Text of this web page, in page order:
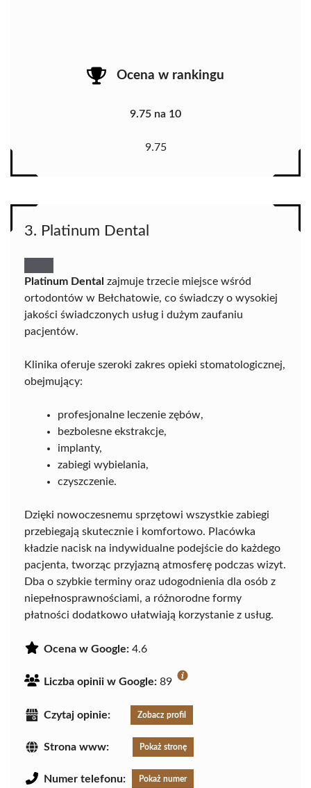
Ocena w rankingu
9.75 na 10
9.75
3. Platinum Dental
Platinum Dental zajmuje trzecie miejsce wśród
ortodontów w Bełchatowie, co świadczy o wysokiej
jakości świadczonych usług i dużym zaufaniu
pacjentów.
Klinika oferuje szeroki zakres opieki stomatologicznej,
obejmujący:
profesjonalne leczenie zębów,
bezbolesne ekstrakcje,
implanty,
zabiegi wybielania,
czyszczenie.
Dzięki nowoczesnemu sprzętowi wszystkie zabiegi
przebiegają skutecznie i komfortowo. Placówka
kładzie nacisk na indywidualne podejście do każdego
pacjenta, tworząc przyjazną atmosferę podczas wizyt.
Dba o szybkie terminy oraz udogodnienia dla osób z
niepełnosprawnościami, a różnorodne formy
płatności dodatkowo ułatwiają korzystanie z usług.
Ocena w Google: 4.6
Liczba opinii w Google: 89
Czytaj opinie: Zobacz profil
Strona www: Pokaż stronę
Numer telefonu: Pokaż numer